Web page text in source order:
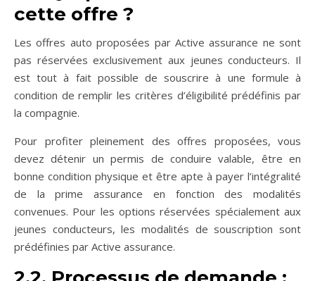
cette offre ?
Les offres auto proposées par Active assurance ne sont
pas réservées exclusivement aux jeunes conducteurs. Il
est tout à fait possible de souscrire à une formule à
condition de remplir les critères d’éligibilité prédéfinis par
la compagnie.
Pour profiter pleinement des offres proposées, vous
devez détenir un permis de conduire valable, être en
bonne condition physique et être apte à payer l’intégralité
de la prime assurance en fonction des modalités
convenues. Pour les options réservées spécialement aux
jeunes conducteurs, les modalités de souscription sont
prédéfinies par Active assurance.